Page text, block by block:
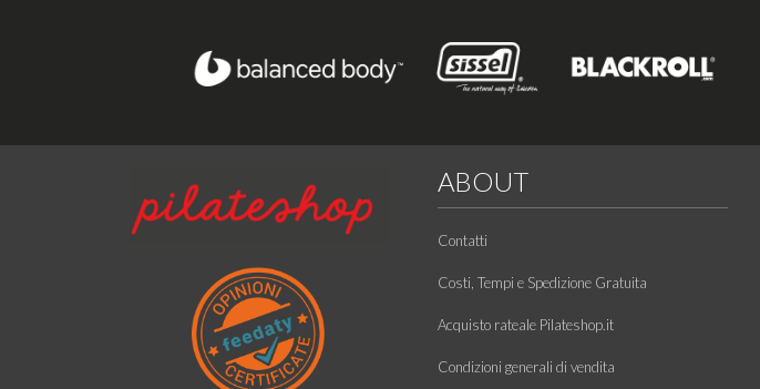
ABOUT
Contatti
Costi, Tempi e Spedizione Gratuita
Acquisto rateale Pilateshop.it
Condizioni generali di vendita